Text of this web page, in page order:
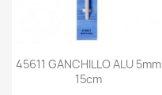
45611 GANCHILLO ALU 5mm
15cm